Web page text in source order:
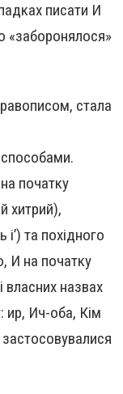
писати И
«заборонялося»
стала
початку
хитрий),
та похідного
И на початку
власних назвах
ир, Ич-оба, Кім